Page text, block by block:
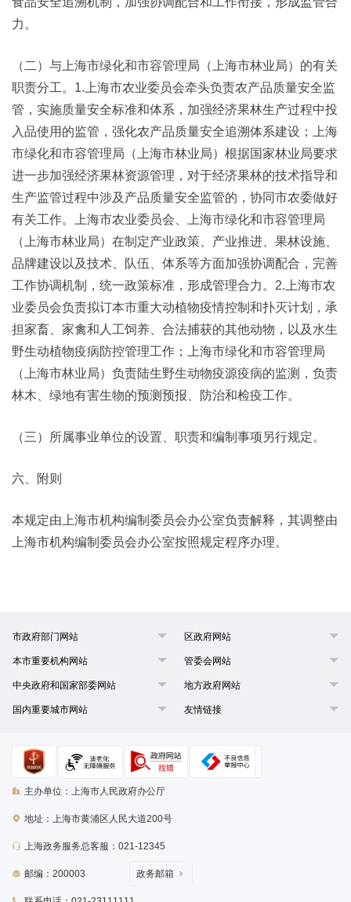
力。
（二）与上海市绿化和市容管理局（上海市林业局）的有关
职责分工。1.上海市农业委员会牵头负责农产品质量安全监
管，实施质量安全标准和体系，加强经济果林生产过程中投
入品使用的监管，强化农产品质量安全追溯体系建设；上海
市绿化和市容管理局（上海市林业局）根据国家林业局要求
进一步加强经济果林资源管理，对于经济果林的技术指导和
生产监管过程中涉及产品质量安全监管的，协同市农委做好
有关工作。上海市农业委员会、上海市绿化和市容管理局
（上海市林业局）在制定产业政策、产业推进、果林设施、
品牌建设以及技术、队伍、体系等方面加强协调配合，完善
工作协调机制，统一政策标准，形成管理合力。2.上海市农
业委员会负责拟订本市重大动植物疫情控制和扑灭计划，承
担家畜、家禽和人工饲养、合法捕获的其他动物，以及水生
野生动植物疫病防控管理工作；上海市绿化和市容管理局
（上海市林业局）负责陆生野生动物疫源疫病的监测，负责
林木、绿地有害生物的预测预报、防治和检疫工作。
（三）所属事业单位的设置、职责和编制事项另行规定。
六、附则
本规定由上海市机构编制委员会办公室负责解释，其调整由
上海市机构编制委员会办公室按照规定程序办理。
市政府部门网站 区政府网站
本市重要机构网站 管委会网站
中央政府和国家部委网站 地方政府网站
国内重要城市网站 友情链接
主办单位：上海市人民政府办公厅
地址：上海市黄浦区人民大道200号
上海政务服务总客服：021-12345
邮编：200003 政务邮箱